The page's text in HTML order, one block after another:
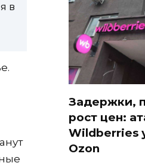
в
Задержки,
рост цен:
Wildberries
Ozon